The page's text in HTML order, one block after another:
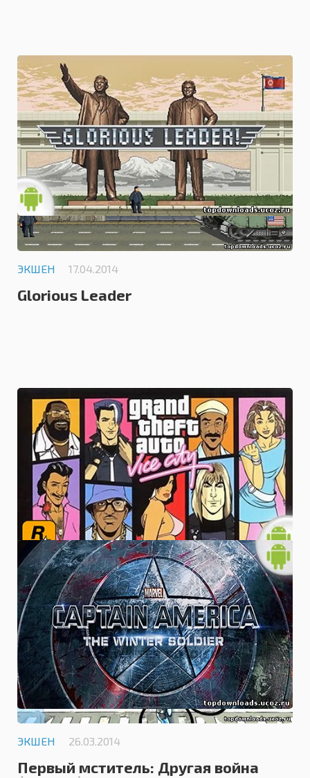
0.0
ЭКШЕН 17.04.2014
Glorious Leader
1.0
ЭКШЕН 02.04.2014
GTA Vice City (android)
0.0
ЭКШЕН 26.03.2014
Первый мститель: Другая война